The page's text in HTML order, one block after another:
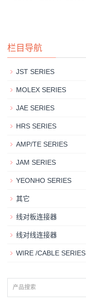
栏目导航
JST SERIES
MOLEX SERIES
JAE SERIES
HRS SERIES
AMP/TE SERIES
JAM SERIES
YEONHO SERIES
其它
线对板连接器
线对线连接器
WIRE /CABLE SERIES